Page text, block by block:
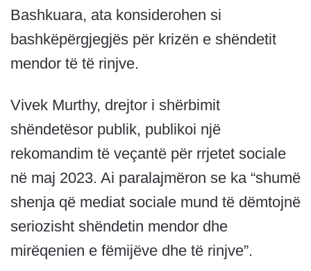
Bashkuara, ata konsiderohen si
bashkëpërgjegjës për krizën e shëndetit
mendor të të rinjve.
Vivek Murthy, drejtor i shërbimit
shëndetësor publik, publikoi një
rekomandim të veçantë për rrjetet sociale
në maj 2023. Ai paralajmëron se ka “shumë
shenja që mediat sociale mund të dëmtojnë
seriozisht shëndetin mendor dhe
mirëqenien e fëmijëve dhe të rinjve”.